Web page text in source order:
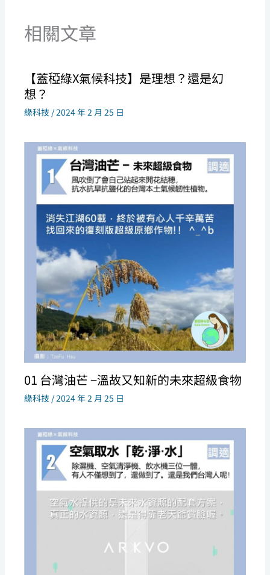
相關文章
【蓋稏綠X氣候科技】是理想？還是幻
想？
綠科技 /2024 年 2 月 25 日
01 台灣油芒 −溫故又知新的未來超級食物
綠科技 /2024 年 2 月 25 日